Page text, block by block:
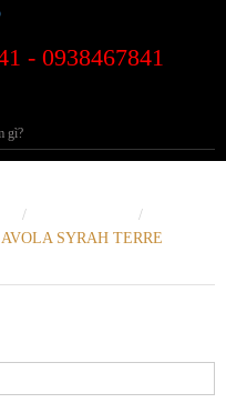
- 0938467841
SYRAH TERRE